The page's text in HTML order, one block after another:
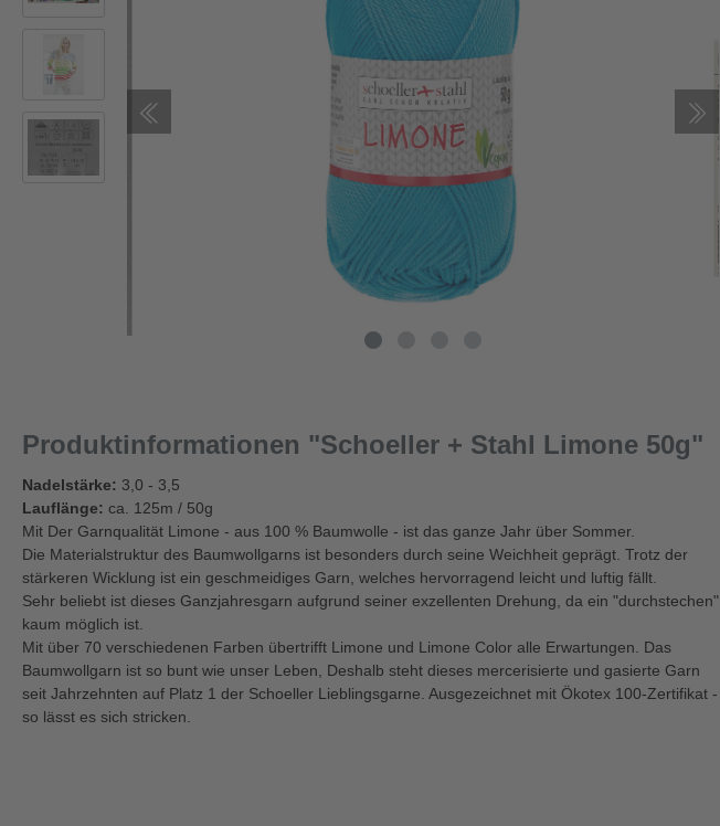
Produktinformationen "Schoeller + Stahl Limone 50g"
Nadelstärke: 3,0 - 3,5
Lauflänge: ca. 125m / 50g
Mit Der Garnqualität Limone - aus 100 % Baumwolle - ist das ganze Jahr über Sommer.
Die Materialstruktur des Baumwollgarns ist besonders durch seine Weichheit geprägt. Trotz der
stärkeren Wicklung ist ein geschmeidiges Garn, welches hervorragend leicht und luftig fällt.
Sehr beliebt ist dieses Ganzjahresgarn aufgrund seiner exzellenten Drehung, da ein "durchstechen"
kaum möglich ist.
Mit über 70 verschiedenen Farben übertrifft Limone und Limone Color alle Erwartungen. Das
Baumwollgarn ist so bunt wie unser Leben, Deshalb steht dieses mercerisierte und gasierte Garn
seit Jahrzehnten auf Platz 1 der Schoeller Lieblingsgarne. Ausgezeichnet mit Ökotex 100-Zertifikat -
so lässt es sich stricken.